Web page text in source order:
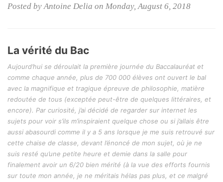
Posted by Antoine Delia on Monday, August 6, 2018
La vérité du Bac
Aujourd’hui se déroulait la première journée du Baccalauréat et
comme chaque année, plus de 700 000 élèves ont ouvert le bal
avec la magnifique et tragique épreuve de philosophie, matière
redoutée de tous (exceptée peut-être de quelques littéraires, et
encore). Par curiosité, j’ai décidé de regarder sur internet les
sujets pour voir s’ils m’inspiraient quelque chose ou si j’allais être
aussi abasourdi comme il y a 5 ans lorsque je me suis retrouvé sur
cette chaise de classe, devant l’énoncé de mon sujet, où je ne
suis resté qu’une petite heure et demie dans la salle pour
finalement avoir un 6/20 bien mérité (à la vue des efforts fournis
sur toute mon année, je ne méritais hélas pas plus, et ce malgré